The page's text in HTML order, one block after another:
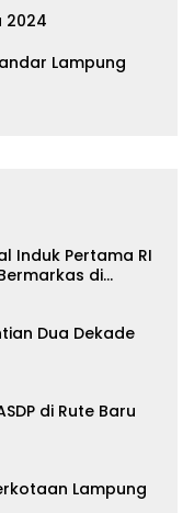
2024
Lampung
Induk Pertama RI
di
Dua Dekade
di Rute Baru
Lampung